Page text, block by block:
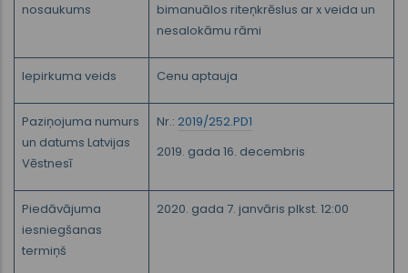
nosaukums
bimanuālos riteņkrēslus ar x veida un
nesalokāmu rāmi
Iepirkuma veids Cenu aptauja
Paziņojuma numurs
un datums Latvijas
Vēstnesī
Nr.: 2019/252.PD1
2019. gada 16. decembris
Piedāvājuma
iesniegšanas
termiņš
2020. gada 7. janvāris plkst. 12:00